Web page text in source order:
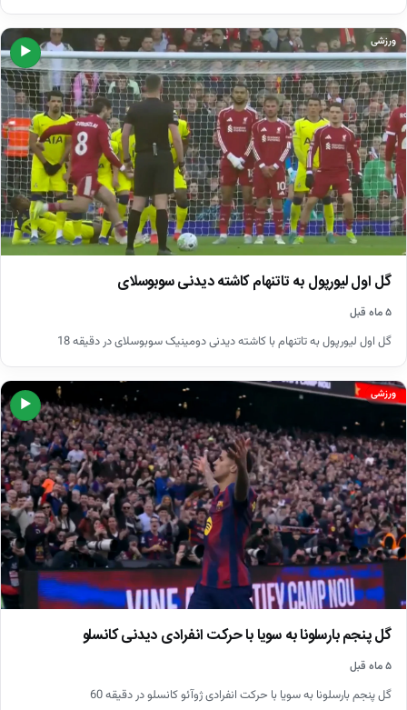
▶
ورزشی
گل اول لیورپول به تاتنهام کاشته دیدنی سوبوسلای
۵ ماه قبل
گل اول لیورپول به تاتنهام با کاشته دیدنی دومینیک سوبوسلای در دقیقه 18
▶
ورزشی
گل پنجم بارسلونا به سویا با حرکت انفرادی دیدنی کانسلو
۵ ماه قبل
گل پنجم بارسلونا به سویا با حرکت انفرادی ژوآئو کانسلو در دقیقه 60